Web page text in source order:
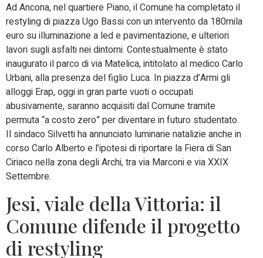
Ad Ancona, nel quartiere Piano, il Comune ha completato il
restyling di piazza Ugo Bassi con un intervento da 180mila
euro su illuminazione a led e pavimentazione, e ulteriori
lavori sugli asfalti nei dintorni. Contestualmente è stato
inaugurato il parco di via Matelica, intitolato al medico Carlo
Urbani, alla presenza del figlio Luca. In piazza d’Armi gli
alloggi Erap, oggi in gran parte vuoti o occupati
abusivamente, saranno acquisiti dal Comune tramite
permuta “a costo zero” per diventare in futuro studentato.
Il sindaco Silvetti ha annunciato luminarie natalizie anche in
corso Carlo Alberto e l’ipotesi di riportare la Fiera di San
Ciriaco nella zona degli Archi, tra via Marconi e via XXIX
Settembre.
Jesi, viale della Vittoria: il
Comune difende il progetto
di restyling